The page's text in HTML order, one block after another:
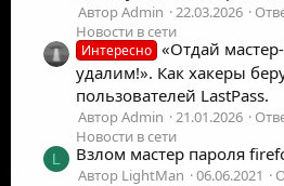
Автор Admin 22.03.2026
Новости в сети
Интересно «Отдай
удалим!». Как хакеры
пользователей LastPass.
Автор Admin 21.01.2026
Новости в сети
L Взлом мастер пароля
Автор LightMan 06.06.2021